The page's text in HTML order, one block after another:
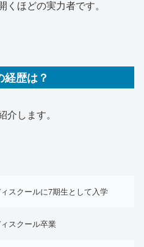
ほどの実力者です。
経歴は？
します。
スクールに7期生として入学
スクール卒業